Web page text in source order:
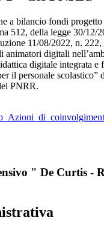
a bilancio fondi progetto
512, della legge 30/12/
11/08/2022, n.
animatori digitali
digitale integrata e
il personale scolastico”
PNRR.
" De Curtis -